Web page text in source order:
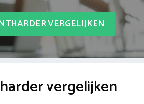
VERGELIJKEN
vergelijken